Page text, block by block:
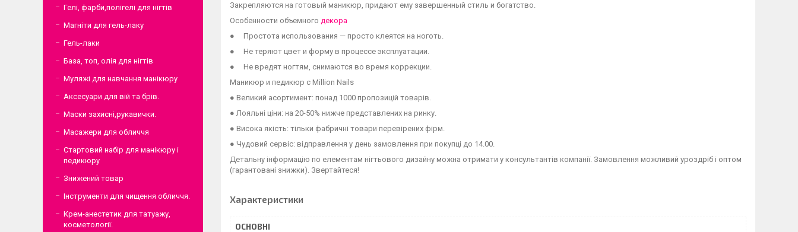
Закрепляются на готовый маникюр, придают ему завершенный стиль и богатство.
Особенности объемного декора
● Простота использования — просто клеятся на ноготь.
● Не теряют цвет и форму в процессе эксплуатации.
● Не вредят ногтям, снимаются во время коррекции.
Маникюр и педикюр с Million Nails
● Великий асортимент: понад 1000 пропозицій товарів.
● Лояльні ціни: на 20-50% нижче представлених на ринку.
● Висока якість: тільки фабричні товари перевірених фірм.
● Чудовий сервіс: відправлення у день замовлення при покупці до 14.00.
Детальну інформацію по елементам нігтьового дизайну можна отримати у консультантів компанії. Замовлення можливий уроздріб і оптом
(гарантовані знижки). Звертайтеся!
Характеристики
ОСНОВНІ
Гелі, фарби,полігелі для нігтів
Магніти для гель-лаку
Гель-лаки
База, топ, олія для нігтів
Муляжі для навчання манікюру
Аксесуари для вій та брів.
Маски захисні,рукавички.
Масажери для обличчя
Стартовий набір для манікюру і
педикюру
Знижений товар
Інструменти для чищення обличчя.
Крем-анестетик для татуажу,
косметології.